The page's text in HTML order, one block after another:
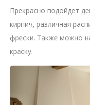
Прекрасно подойдет
кирпич, различная
фрески. Также можно
краску.